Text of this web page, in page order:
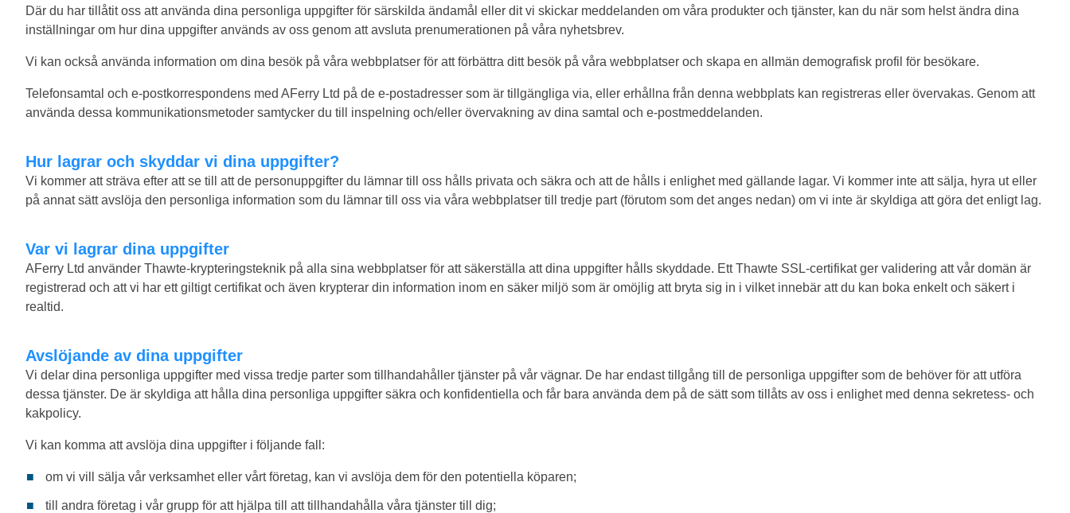
Där du har tillåtit oss att använda dina personliga uppgifter för särskilda ändamål eller dit vi skickar meddelanden om våra produkter och tjänster, kan du när som helst ändra dina
inställningar om hur dina uppgifter används av oss genom att avsluta prenumerationen på våra nyhetsbrev.
Vi kan också använda information om dina besök på våra webbplatser för att förbättra ditt besök på våra webbplatser och skapa en allmän demografisk profil för besökare.
Telefonsamtal och e-postkorrespondens med AFerry Ltd på de e-postadresser som är tillgängliga via, eller erhållna från denna webbplats kan registreras eller övervakas. Genom att
använda dessa kommunikationsmetoder samtycker du till inspelning och/eller övervakning av dina samtal och e-postmeddelanden.
Hur lagrar och skyddar vi dina uppgifter?
Vi kommer att sträva efter att se till att de personuppgifter du lämnar till oss hålls privata och säkra och att de hålls i enlighet med gällande lagar. Vi kommer inte att sälja, hyra ut eller
på annat sätt avslöja den personliga information som du lämnar till oss via våra webbplatser till tredje part (förutom som det anges nedan) om vi inte är skyldiga att göra det enligt lag.
Var vi lagrar dina uppgifter
AFerry Ltd använder Thawte-krypteringsteknik på alla sina webbplatser för att säkerställa att dina uppgifter hålls skyddade. Ett Thawte SSL-certifikat ger validering att vår domän är
registrerad och att vi har ett giltigt certifikat och även krypterar din information inom en säker miljö som är omöjlig att bryta sig in i vilket innebär att du kan boka enkelt och säkert i
realtid.
Avslöjande av dina uppgifter
Vi delar dina personliga uppgifter med vissa tredje parter som tillhandahåller tjänster på vår vägnar. De har endast tillgång till de personliga uppgifter som de behöver för att utföra
dessa tjänster. De är skyldiga att hålla dina personliga uppgifter säkra och konfidentiella och får bara använda dem på de sätt som tillåts av oss i enlighet med denna sekretess- och
kakpolicy.
Vi kan komma att avslöja dina uppgifter i följande fall:
om vi vill sälja vår verksamhet eller vårt företag, kan vi avslöja dem för den potentiella köparen;
till andra företag i vår grupp för att hjälpa till att tillhandahålla våra tjänster till dig;